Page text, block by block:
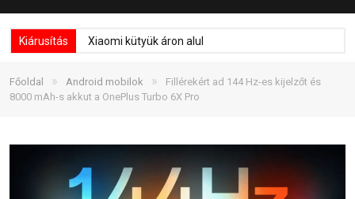
Kiárusítás Xiaomi kütyük áron alul
Főoldal » Android mobilok »
Fillérekért ad 144 Hz-es kijelzőt és
8000 mAh-s akkut a OnePlus Turbo 6X Pro